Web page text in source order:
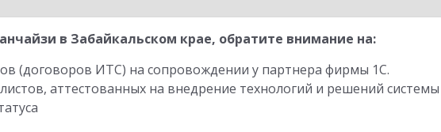
в Забайкальском крае, обратите внимание на:
(договоров ИТС) на сопровождении у партнера фирмы 1С.
аттестованных на внедрение технологий и решений